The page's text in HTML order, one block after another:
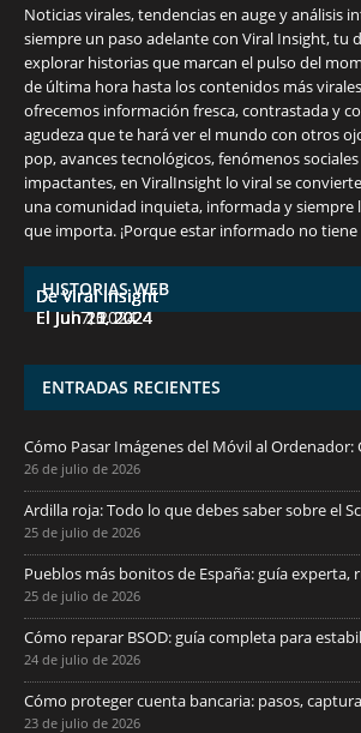
Noticias virales, tendencias en auge y análisis
siempre un paso adelante con Viral Insight, tu
explorar historias que marcan el pulso del
de última hora hasta los contenidos más
ofrecemos información fresca, contrastada y
agudeza que te hará ver el mundo con otros
pop, avances tecnológicos, fenómenos
impactantes, en ViralInsight lo viral se
una comunidad inquieta, informada y siempre
que importa. ¡Porque estar informado no
HISTORIAS WEB
7 frutas ricas en calcio para
De Viral Insight
El Jul 7, 2024
España en julio: Playas de
De Viral Insight
El Jun 23, 2024
Funciones ocultas del iPhone
De Viral Insight
El Jun 20, 2024
Descubre las 10
De Viral Insight
El Jun 15, 2024
¡Derrota el calor, no tus
De Viral Insight
El Jun 11, 2024
ENTRADAS RECIENTES
Cómo Pasar Imágenes del Móvil al Ordenador:
26 de julio de 2026
Ardilla roja: Todo lo que debes saber sobre el
25 de julio de 2026
Pueblos más bonitos de España: guía experta,
25 de julio de 2026
Cómo reparar BSOD: guía completa para
24 de julio de 2026
Cómo proteger cuenta bancaria: pasos,
23 de julio de 2026